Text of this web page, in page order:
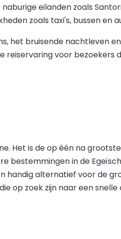
eilanden zoals
zoals taxi's, bussen en
het bruisende nachtleven
voor bezoekers
Het is de op één na
bestemmingen in de
handig alternatief voor de
op zoek zijn naar een